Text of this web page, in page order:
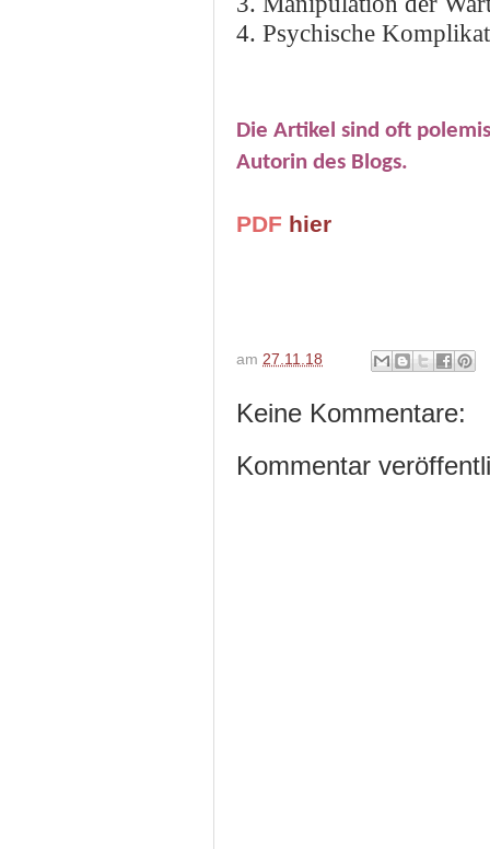
4. Psychische
Die Artikel sind oft
Autorin des Blogs.
PDF hier
am 27.11.18
Keine Kommentare:
Kommentar